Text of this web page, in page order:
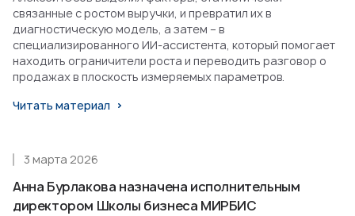
связанные с ростом выручки, и превратил их в
диагностическую модель, а затем – в
специализированного ИИ-ассистента, который помогает
находить ограничители роста и переводить разговор о
продажах в плоскость измеряемых параметров.
Читать материал
Анна Бурлакова назначена исполнительным
директором Школы бизнеса МИРБИС
3 марта 2026